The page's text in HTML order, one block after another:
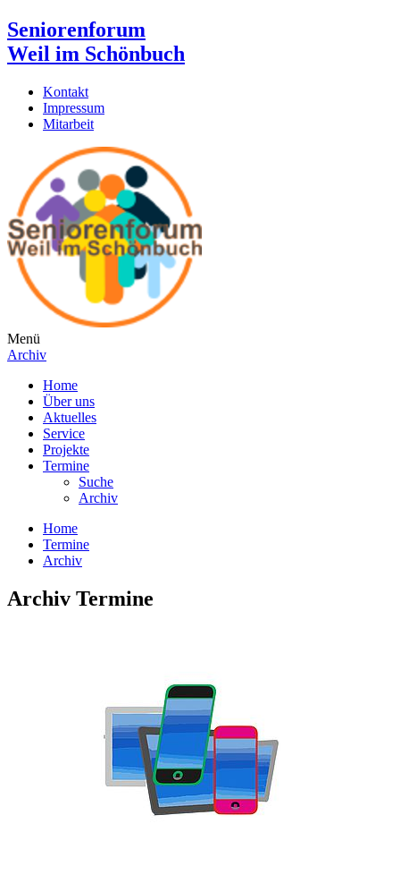
Seniorenforum
Weil im Schönbuch
Kontakt
Impressum
Mitarbeit
Menü
Archiv
Home
Über uns
Aktuelles
Service
Projekte
Termine
Suche
Archiv
Home
Termine
Archiv
Archiv Termine